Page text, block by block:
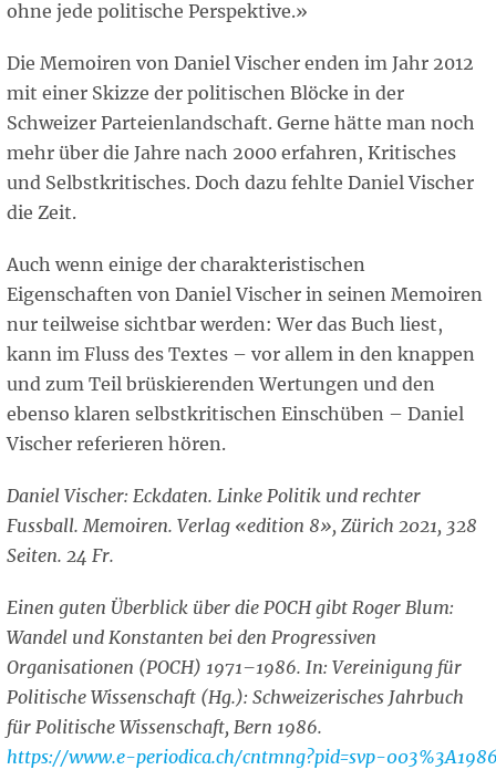
ohne jede politische Perspektive.»
Die Memoiren von Daniel Vischer enden im Jahr 2012
mit einer Skizze der politischen Blöcke in der
Schweizer Parteienlandschaft. Gerne hätte man noch
mehr über die Jahre nach 2000 erfahren, Kritisches
und Selbstkritisches. Doch dazu fehlte Daniel Vischer
die Zeit.
Auch wenn einige der charakteristischen
Eigenschaften von Daniel Vischer in seinen Memoiren
nur teilweise sichtbar werden: Wer das Buch liest,
kann im Fluss des Textes – vor allem in den knappen
und zum Teil brüskierenden Wertungen und den
ebenso klaren selbstkritischen Einschüben – Daniel
Vischer referieren hören.
Daniel Vischer: Eckdaten. Linke Politik und rechter
Fussball. Memoiren. Verlag «edition 8», Zürich 2021, 328
Seiten. 24 Fr.
Einen guten Überblick über die POCH gibt Roger Blum:
Wandel und Konstanten bei den Progressiven
Organisationen (POCH) 1971–1986. In: Vereinigung für
Politische Wissenschaft (Hg.): Schweizerisches Jahrbuch
für Politische Wissenschaft, Bern 1986.
https://www.e-periodica.ch/cntmng?pid=svp-